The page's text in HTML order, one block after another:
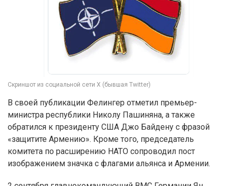
Скриншот из социальной сети X (бывшая Twitter)
В своей публикации Фелингер отметил премьер-
министра республики Николу Пашиняна, а также
обратился к президенту США Джо Байдену с фразой
«защитите Армению». Кроме того, председатель
комитета по расширению НАТО сопроводил пост
изображением значка с флагами альянса и Армении.